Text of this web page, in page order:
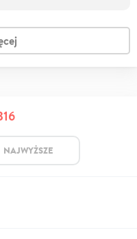
NAJWYŻSZE